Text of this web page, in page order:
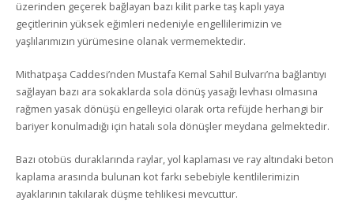
üzerinden geçerek bağlayan bazı kilit parke taş kaplı yaya
geçitlerinin yüksek eğimleri nedeniyle engellilerimizin ve
yaşlılarımızın yürümesine olanak vermemektedir.
Mithatpaşa Caddesi’nden Mustafa Kemal Sahil Bulvarı’na bağlantıyı
sağlayan bazı ara sokaklarda sola dönüş yasağı levhası olmasına
rağmen yasak dönüşü engelleyici olarak orta refüjde herhangi bir
bariyer konulmadığı için hatalı sola dönüşler meydana gelmektedir.
Bazı otobüs duraklarında raylar, yol kaplaması ve ray altındaki beton
kaplama arasında bulunan kot farkı sebebiyle kentlilerimizin
ayaklarının takılarak düşme tehlikesi mevcuttur.